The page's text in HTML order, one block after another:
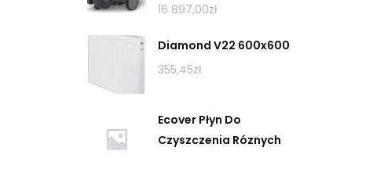
16 897,00zł
Diamond V22 600x600
355,45zł
Ecover Płyn Do
Czyszczenia Róznych